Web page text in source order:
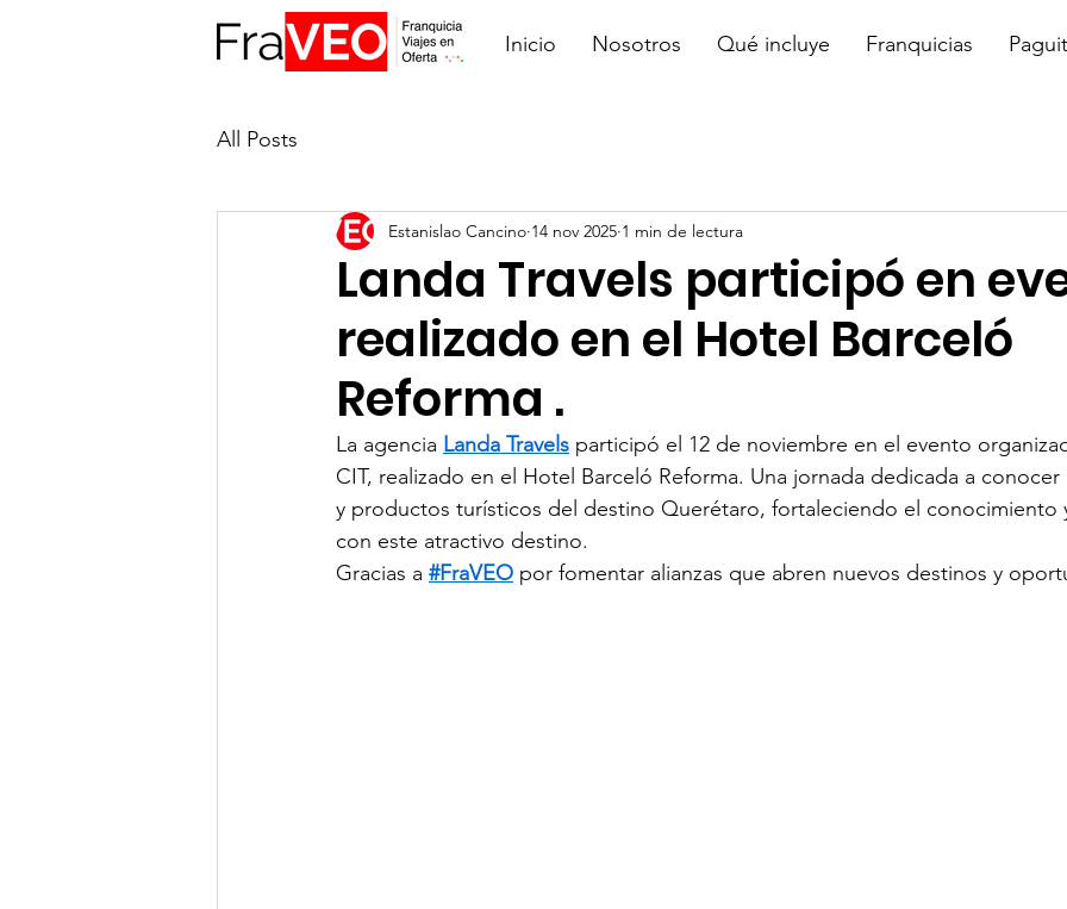
Inicio Nosotros Qué incluye Franquicias
All Posts
Landa Travels participó en
realizado en el Hotel Barceló
Reforma .
Estanislao Cancino 14 nov 2025 1 min de lectura
La agencia Landa Travels participó el 12 de noviembre en el evento
CIT, realizado en el Hotel Barceló Reforma. Una jornada dedicada a conocer
y productos turísticos del destino Querétaro, fortaleciendo el conocimiento
con este atractivo destino.
Gracias a #FraVEO por fomentar alianzas que abren nuevos destinos y